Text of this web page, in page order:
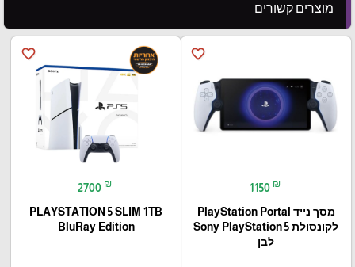
מוצרים קשורים
favorite_border
1150 ₪
מסך נייד PlayStation Portal‎
לקונסולת Sony PlayStation 5
לבן
favorite_border
2700 ₪
PLAYSTATION 5 SLIM 1TB
BluRay Edition